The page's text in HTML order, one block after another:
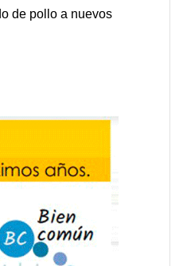
de pollo a nuevos